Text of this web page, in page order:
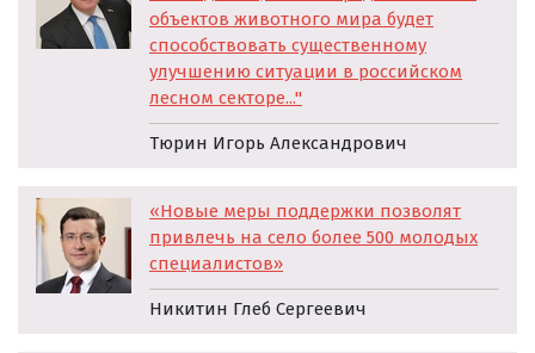
объектов животного мира будет
способствовать существенному
улучшению ситуации в российском
лесном секторе..."
Тюрин Игорь Александрович
«Новые меры поддержки позволят
привлечь на село более 500 молодых
специалистов»
Никитин Глеб Сергеевич